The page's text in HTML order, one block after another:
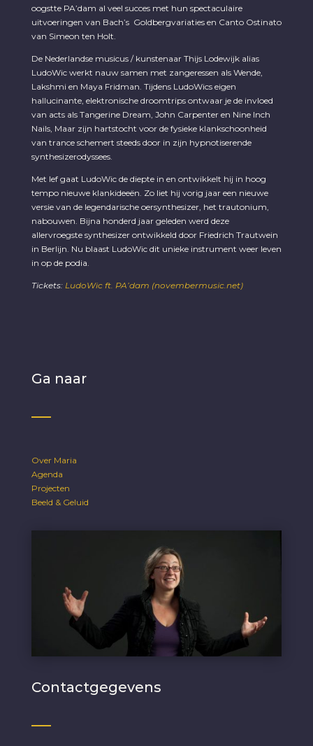
oogstte PA’dam al veel succes met hun spectaculaire
uitvoeringen van Bach’s Goldbergvariaties en Canto Ostinato
van Simeon ten Holt.
De Nederlandse musicus / kunstenaar Thijs Lodewijk alias
LudoWic werkt nauw samen met zangeressen als Wende,
Lakshmi en Maya Fridman. Tijdens LudoWics eigen
hallucinante, elektronische droomtrips ontwaar je de invloed
van acts als Tangerine Dream, John Carpenter en Nine Inch
Nails, Maar zijn hartstocht voor de fysieke klankschoonheid
van trance schemert steeds door in zijn hypnotiserende
synthesizerodyssees.
Met lef gaat LudoWic de diepte in en ontwikkelt hij in hoog
tempo nieuwe klankideeën. Zo liet hij vorig jaar een nieuwe
versie van de legendarische oersynthesizer, het trautonium,
nabouwen. Bijna honderd jaar geleden werd deze
allervroegste synthesizer ontwikkeld door Friedrich Trautwein
in Berlijn. Nu blaast LudoWic dit unieke instrument weer leven
in op de podia.
Tickets: LudoWic ft. PA’dam (novembermusic.net)
Ga naar
Over Maria
Agenda
Projecten
Beeld & Geluid
Contactgegevens